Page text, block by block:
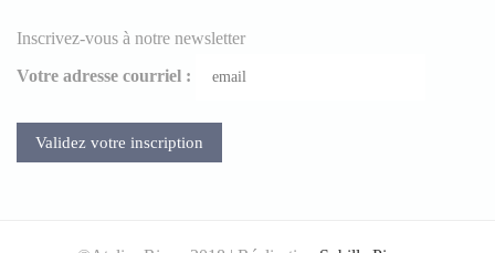
Inscrivez-vous à notre newsletter
Votre adresse courriel :